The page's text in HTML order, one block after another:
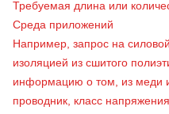
Требуемая длина или
Среда приложений
Например, запрос на
изоляцией из сшитого
информацию о том, из меди
проводник, класс